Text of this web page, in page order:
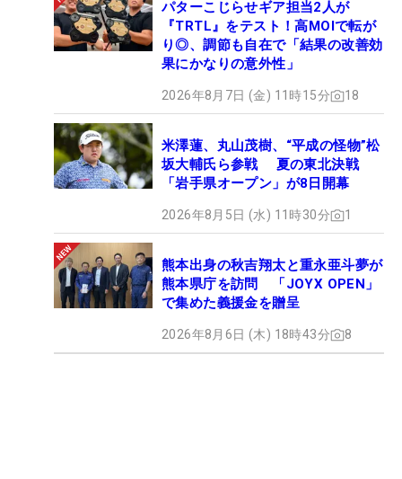
パターこじらせギア担当2人が
『TRTL』をテスト！高MOIで転が
り◎、調節も自在で「結果の改善効
果にかなりの意外性」
2026年8月7日 (金) 11時15分 18
米澤蓮、丸山茂樹、“平成の怪物”松
坂大輔氏ら参戦 夏の東北決戦
「岩手県オープン」が8日開幕
2026年8月5日 (水) 11時30分 1
熊本出身の秋吉翔太と重永亜斗夢が
熊本県庁を訪問 「JOYX OPEN」
で集めた義援金を贈呈
2026年8月6日 (木) 18時43分 8